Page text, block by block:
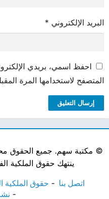
البريد الإلكتروني *
احفظ اسمي، بريدي
المتصفح لاستخدامها المرة
© مكتبة سهم. جميع الحقوق
ينتهك حقوق الملكية
اتصل بنا حقوق الملكية